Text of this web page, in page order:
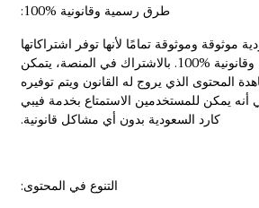
طرق رسمية وقانونية 100‎%‎:
موثوقة وموثوقة تمامًا لأنها توفر اشتراكاتها
الرقمية بطرق رسمية وقانونية 100‎%‎. بالاشتراك في المنصة، يتمكن
المحتوى الذي يروج له القانون ويتم توفيره
أنه يمكن للمستخدمين الاستمتاع بخدمة فيبي
كارد السعودية بدون أي مشاكل قانونية.
التنوع في المحتوى: